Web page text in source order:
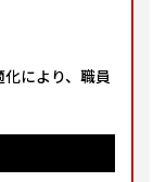
により、職員